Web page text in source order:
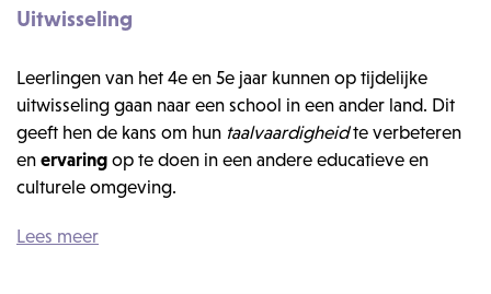
Uitwisseling
Leerlingen van het 4e en 5e jaar kunnen op tijdelijke
uitwisseling gaan naar een school in een ander land. Dit
geeft hen de kans om hun taalvaardigheidte verbeteren
en ervaring op te doen in een andere educatieve en
culturele omgeving.
Lees meer